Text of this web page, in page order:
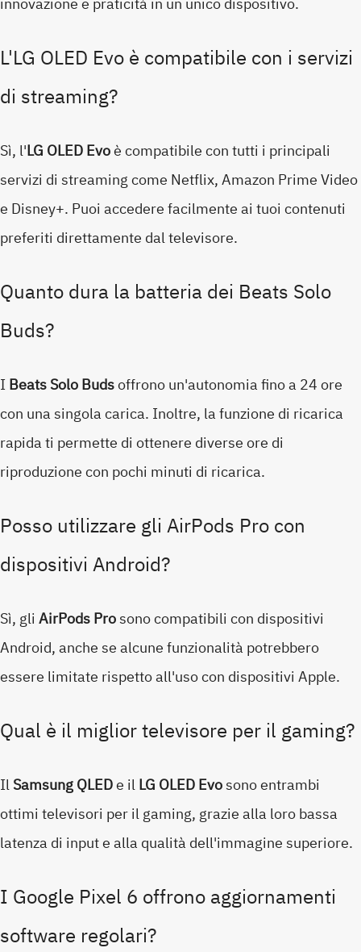
L'LG OLED Evo è compatibile con i servizi
di streaming?
Sì, l'LG OLED Evoè compatibile con tutti i principali
servizi di streaming come Netflix, Amazon Prime Video
e Disney+. Puoi accedere facilmente ai tuoi contenuti
preferiti direttamente dal televisore.
Quanto dura la batteria dei Beats Solo
Buds?
IBeats Solo Budsoffrono un'autonomia fino a 24 ore
con una singola carica. Inoltre, la funzione di ricarica
rapida ti permette di ottenere diverse ore di
riproduzione con pochi minuti di ricarica.
Posso utilizzare gli AirPods Pro con
dispositivi Android?
Sì, gli AirPods Prosono compatibili con dispositivi
Android, anche se alcune funzionalità potrebbero
essere limitate rispetto all'uso con dispositivi Apple.
Qual è il miglior televisore per il gaming?
IlSamsung QLEDe ilLG OLED Evosono entrambi
ottimi televisori per il gaming, grazie alla loro bassa
latenza di input e alla qualità dell'immagine superiore.
I Google Pixel 6 offrono aggiornamenti
software regolari?